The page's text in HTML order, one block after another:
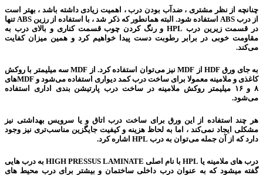
چنانچه از نظر مشتری ، ضدآب بودن درب ، اهمیت زیادی داشته باشد ، بهتر است
از درب ABS استفاده شود. البته همانطور که ذکر شد ، با استفاده از رزین ABS تنها
در قسمت زیرین درب HPL و رنگ کردن چوب قسمت کناری و بالای درب به
مقاومت خوبی در برابر رطوبت دست پیدا خواهیم کرد و همین میزان کفایت
می‌کند.
به جای ورق HDF از MDF نیز می‌توان استفاده کرد. از MDF سه میلیمتر با روکش
کاغذی و ملامینه معمولا برای ساخت درب کمد دیواری استفاده می‌شود و MDFهای
۸ و ۱۶ میلیمتر روکش ملامینه در ساخت درب پارتیشن بندی اداری استفاده
می‌شود.
هر چند استفاده از این ورق برای ساخت درب اتاق و یا سرویس بهداشتی نیز
مشکلی ایجاد نمی‌کند ، اما به لحاظ هزینه و کیفیت جایگزین مناسب‌تری نیز وجود
دارد که از آن جمله می‌توان به درب HPL اشاره کرد.
درب های ملامینه یا HPL با نام اصلی HIGH PRESSUS LAMINATE به درب هایی
گفته میشود که به عنوان درب داخلی ساختمان و بیشتر برای درب محیط های